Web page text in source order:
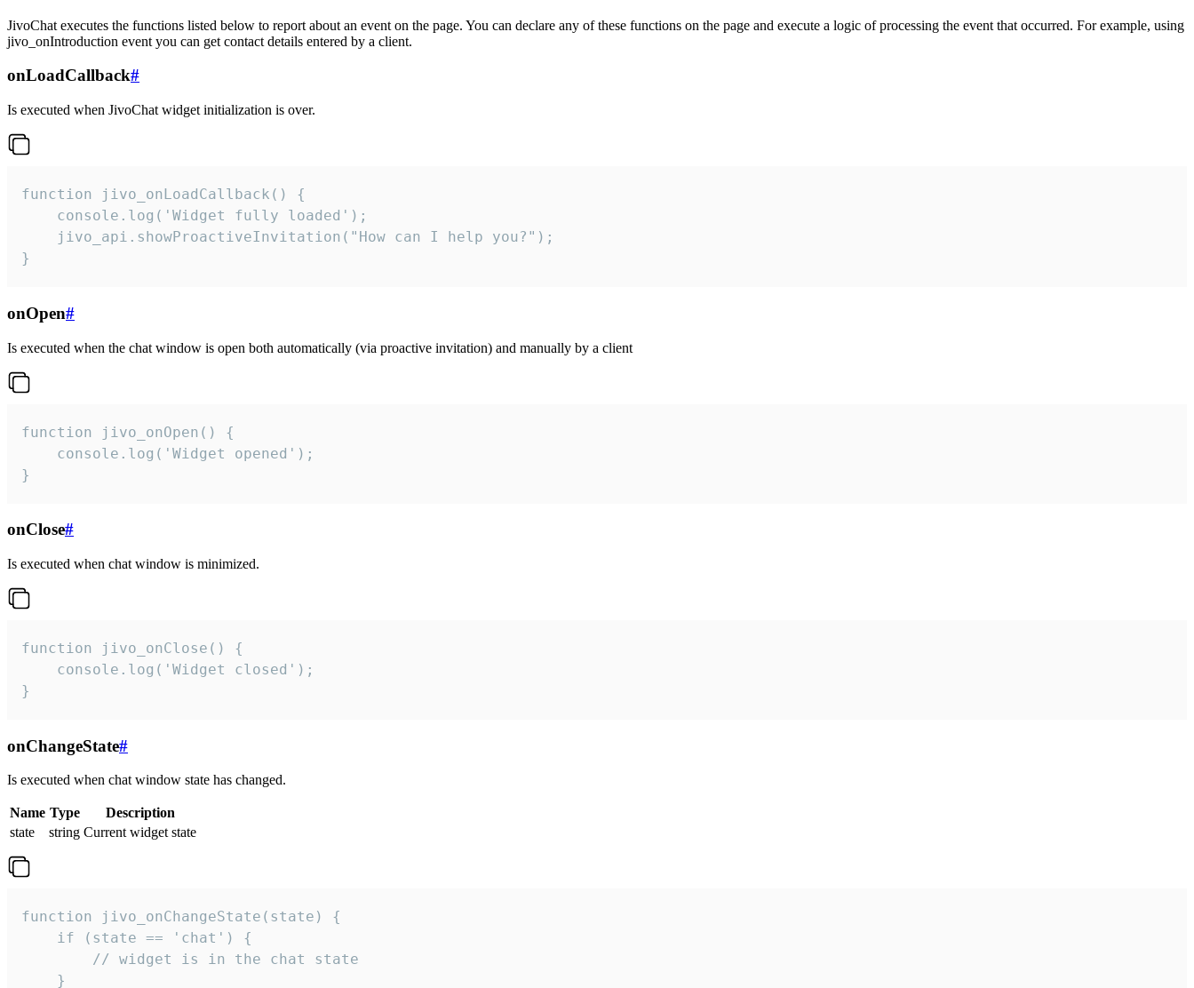
JivoChat executes the functions listed below to report about an event on the page. You can declare any of these functions on the page and execute a logic of processing the event that occurred. For example, using
jivo_onIntroduction event you can get contact details entered by a client.
onLoadCallback#
Is executed when JivoChat widget initialization is over.
function jivo_onLoadCallback() {
    console.log('Widget fully loaded');
    jivo_api.showProactiveInvitation("How can I help you?");
}
onOpen#
Is executed when the chat window is open both automatically (via proactive invitation) and manually by a client
function jivo_onOpen() {
    console.log('Widget opened');
}
onClose#
Is executed when chat window is minimized.
function jivo_onClose() {
    console.log('Widget closed');
}
onChangeState#
Is executed when chat window state has changed.
Name Type
Description
state
string Current widget state
function jivo_onChangeState(state) {
    if (state == 'chat') {
        // widget is in the chat state
    }